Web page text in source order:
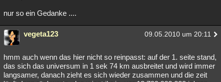
nur so ein Gedanke ....
vegeta123 09.05.2010 um 20:11
hmm auch wenn das hier nicht so reinpasst: auf der 1. seite stand,
das sich das universum in 1 sek 74 km ausbreitet und wird immer
langsamer, danach zieht es sich wieder zusammen und die zeit